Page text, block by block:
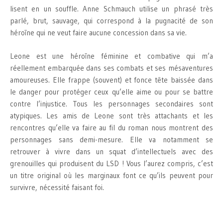
lisent en un souffle. Anne Schmauch utilise un phrasé très
parlé, brut, sauvage, qui correspond à la pugnacité de son
héroïne qui ne veut faire aucune concession dans sa vie.
Leone est une héroïne féminine et combative qui m’a
réellement embarquée dans ses combats et ses mésaventures
amoureuses. Elle frappe (souvent) et fonce tête baissée dans
le danger pour protéger ceux qu’elle aime ou pour se battre
contre l’injustice. Tous les personnages secondaires sont
atypiques. Les amis de Leone sont très attachants et les
rencontres qu’elle va faire au fil du roman nous montrent des
personnages sans demi-mesure. Elle va notamment se
retrouver à vivre dans un squat d’intellectuels avec des
grenouilles qui produisent du LSD ! Vous l’aurez compris, c’est
un titre original où les marginaux font ce qu’ils peuvent pour
survivre, nécessité faisant foi.